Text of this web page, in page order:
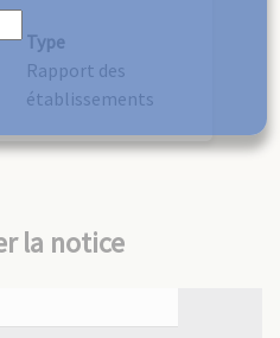
Type
Rapport des
établissements
la notice